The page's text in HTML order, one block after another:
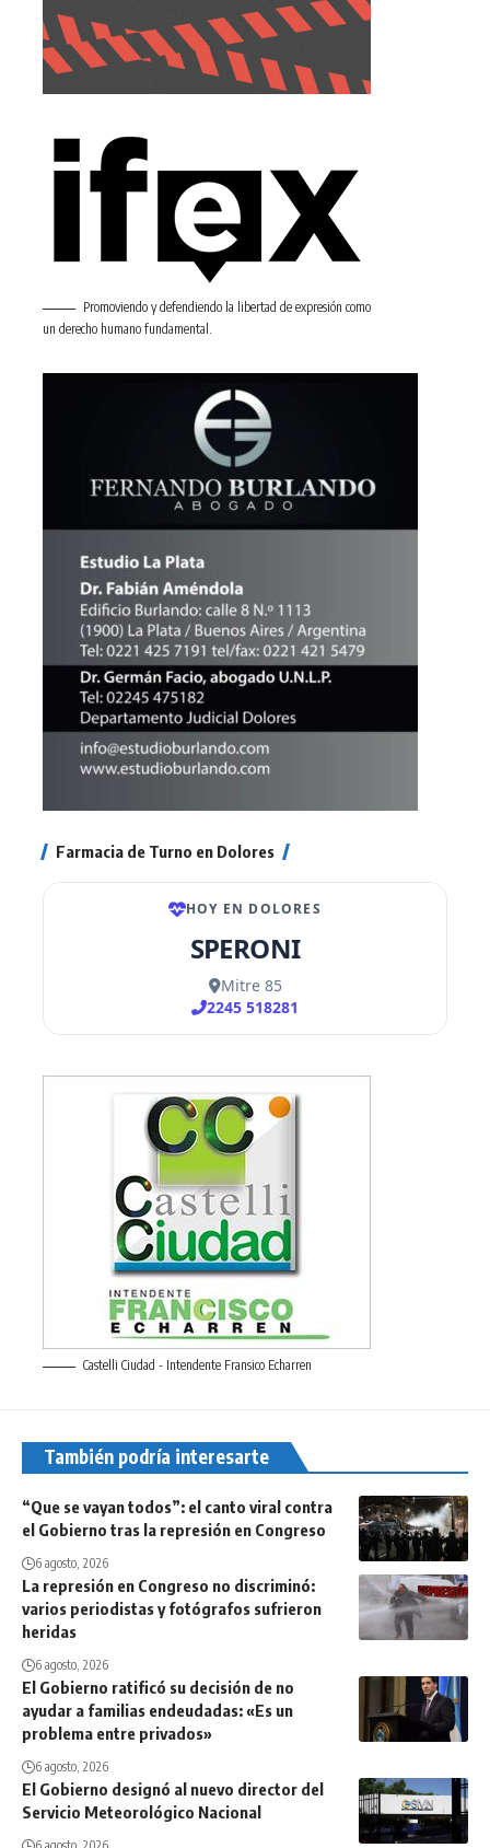
Promoviendo y defendiendo la libertad de expresión como
un derecho humano fundamental.
Farmacia de Turno en Dolores
Castelli Ciudad - Intendente Fransico Echarren
También podría interesarte
“Que se vayan todos”: el canto viral contra
el Gobierno tras la represión en Congreso
6 agosto, 2026
La represión en Congreso no discriminó:
varios periodistas y fotógrafos sufrieron
heridas
6 agosto, 2026
El Gobierno ratificó su decisión de no
ayudar a familias endeudadas: «Es un
problema entre privados»
6 agosto, 2026
El Gobierno designó al nuevo director del
Servicio Meteorológico Nacional